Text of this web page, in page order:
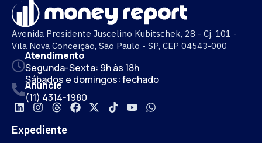
Avenida Presidente Juscelino Kubitschek, 28 - Cj. 101 -
Vila Nova Conceição, São Paulo - SP, CEP 04543-000
Atendimento
Segunda-Sexta: 9h às 18h
Sábados e domingos: fechado
Anuncie
(11) 4314-1980
Expediente